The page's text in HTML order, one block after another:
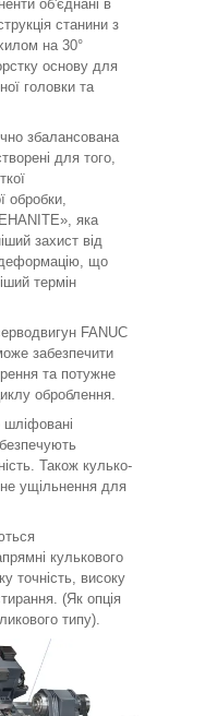
об'єднані в
станини з
на 30°
основу для
головки та
збалансована
для того,
обробки,
яка
захист від
що
термін
FANUC
забезпечити
та потужне
оброблення.
шліфовані
Також кулько-
ущільнення для
кулькового
точність, високу
(Як опція
типу).